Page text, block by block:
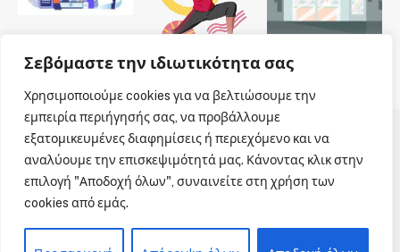
Σεβόμαστε την ιδιωτικότητα σας
Χρησιμοποιούμε cookies για να βελτιώσουμε την
εμπειρία περιήγησής σας, να προβάλλουμε
εξατομικευμένες διαφημίσεις ή περιεχόμενο και να
αναλύουμε την επισκεψιμότητά μας. Κάνοντας κλικ στην
επιλογή "Αποδοχή όλων", συναινείτε στη χρήση των
cookies από εμάς.
© 2026 Dailypharmanews. Designed byDailypharmanews
Αρχική Όροι χρήσης
Πολιτική cookies
Πολιτική απορρήτου